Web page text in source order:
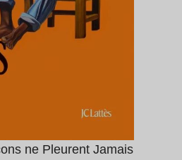
ne Pleurent Jamais